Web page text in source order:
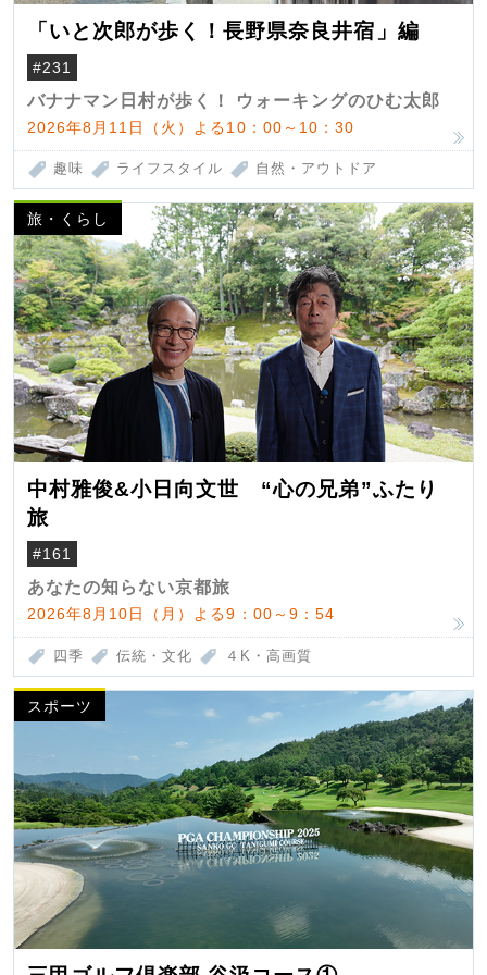
「いと次郎が歩く！長野県奈良井宿」編
#231
バナナマン日村が歩く！ ウォーキングのひむ太郎
2026年8月11日（火）よる10：00～10：30
趣味 ライフスタイル 自然・アウトドア
旅・くらし
中村雅俊&小日向文世 “心の兄弟”ふたり
旅
#161
あなたの知らない京都旅
2026年8月10日（月）よる9：00～9：54
四季 伝統・文化 ４K・高画質
スポーツ